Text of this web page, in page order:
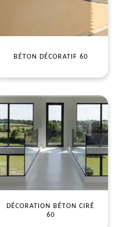
BÉTON DÉCORATIF 60
DÉCORATION BÉTON CIRÉ
60